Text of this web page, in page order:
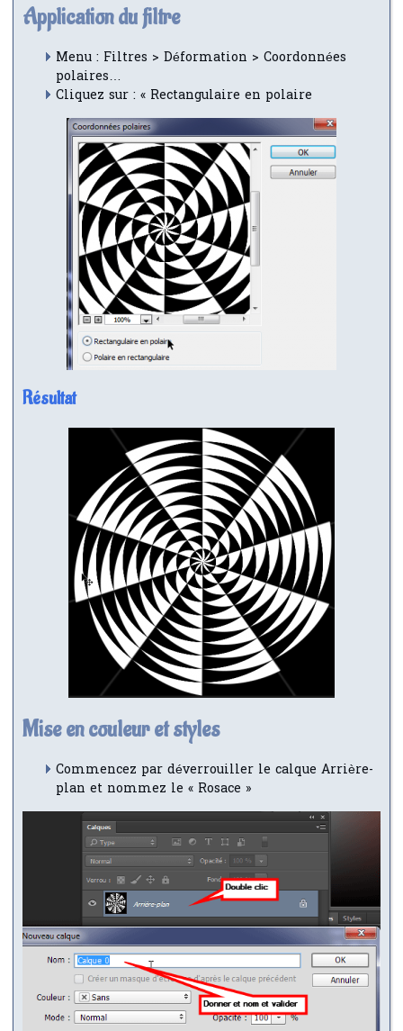
Application du filtre
Menu : Filtres > Déformation > Coordonnées
polaires…
Cliquez sur : « Rectangulaire en polaire
Résultat
Mise en couleur et styles
Commencez par déverrouiller le calque Arrière-
plan et nommez le « Rosace »